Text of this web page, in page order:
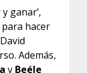
ganar’,
para hacer
Además,
y Beéle